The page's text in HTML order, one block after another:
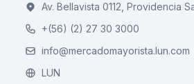
Av. Bellavista 0112, Providencia
+(56) (2) 27 30 3000
info@mercadomayorista.lun.com
LUN